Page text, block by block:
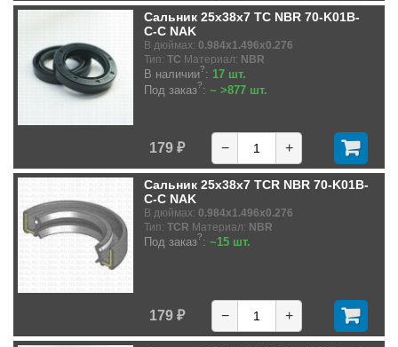
Сальник 25x38x7 TC NBR 70-K01B-
C-C NAK
В дюймах: 0.984x1.496x0.276
Тип: TC Материал: NBR
В наличии?: 17 шт.
Под заказ?: ~ >877 шт.
179 ₽ − +
Сальник 25x38x7 TCR NBR 70-K01B-
C-C NAK
В дюймах: 0.984x1.496x0.276
Тип: TCR Материал: NBR
Под заказ?: ~15 шт.
179 ₽ − +